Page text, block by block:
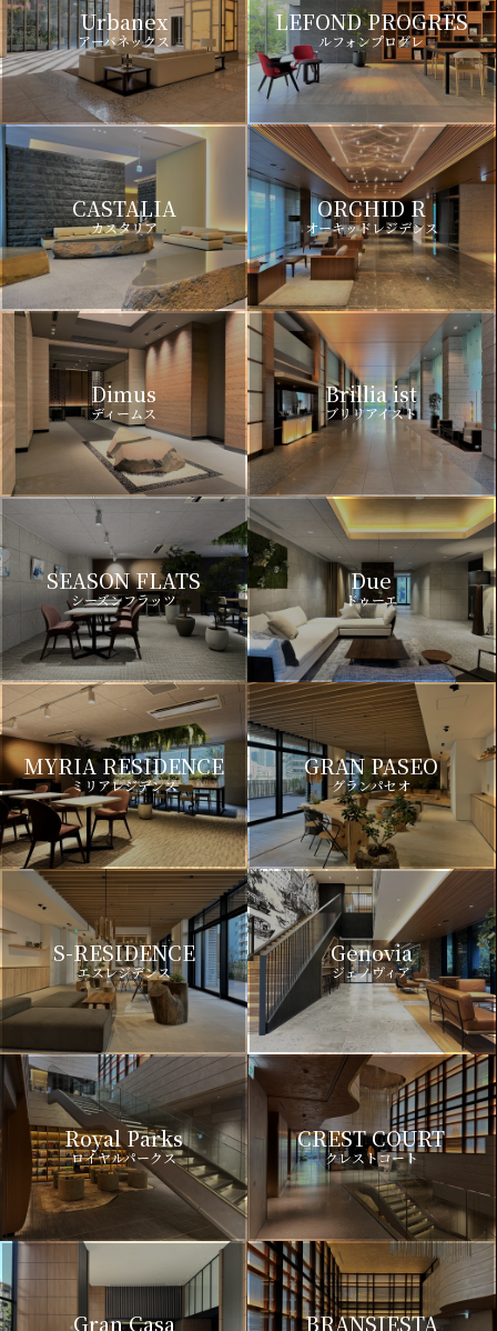
Urbanex
アーバネックス
LEFOND PROGRES
ルフォンプログレ
CASTALIA
カスタリア
ORCHID R
オーキッドレジデンス
Dimus
ディームス
Brillia ist
ブリリアイスト
SEASON FLATS
シーズンフラッツ
Due
ドゥーエ
MYRIA RESIDENCE
ミリアレジデンス
GRAN PASEO
グランパセオ
S-RESIDENCE
エスレジデンス
Genovia
ジェノヴィア
Royal Parks
ロイヤルパークス
CREST COURT
クレストコート
Gran Casa BRANSIESTA